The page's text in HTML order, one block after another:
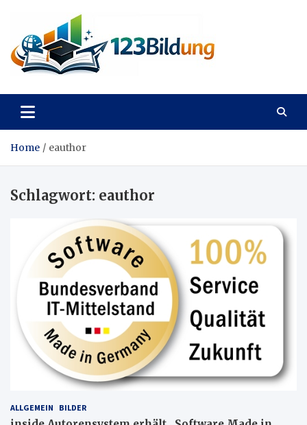
content
123Bildung
Home eauthor
Schlagwort: eauthor
ALLGEMEIN BILDER